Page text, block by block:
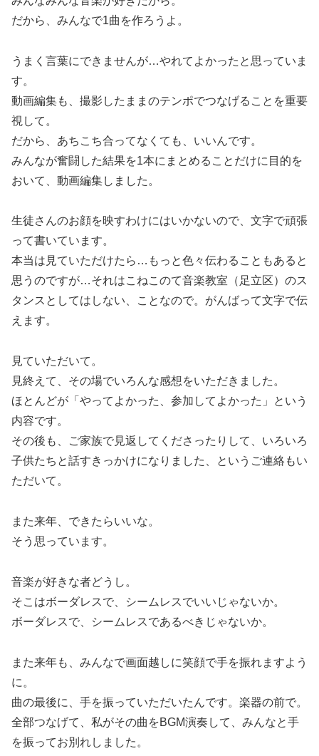
だから、みんなで1曲を作ろうよ。
うまく言葉にできませんが…やれてよかったと思っていま
す。
動画編集も、撮影したままのテンポでつなげることを重要
視して。
だから、あちこち合ってなくても、いいんです。
みんなが奮闘した結果を1本にまとめることだけに目的を
おいて、動画編集しました。
生徒さんのお顔を映すわけにはいかないので、文字で頑張
って書いています。
本当は見ていただけたら…もっと色々伝わることもあると
思うのですが…それはこねこのて音楽教室（足立区）のス
タンスとしてはしない、ことなので。がんばって文字で伝
えます。
見ていただいて。
見終えて、その場でいろんな感想をいただきました。
ほとんどが「やってよかった、参加してよかった」という
内容です。
その後も、ご家族で見返してくださったりして、いろいろ
子供たちと話すきっかけになりました、というご連絡もい
ただいて。
また来年、できたらいいな。
そう思っています。
音楽が好きな者どうし。
そこはボーダレスで、シームレスでいいじゃないか。
ボーダレスで、シームレスであるべきじゃないか。
また来年も、みんなで画面越しに笑顔で手を振れますよう
に。
曲の最後に、手を振っていただいたんです。楽器の前で。
全部つなげて、私がその曲をBGM演奏して、みんなと手
を振ってお別れしました。